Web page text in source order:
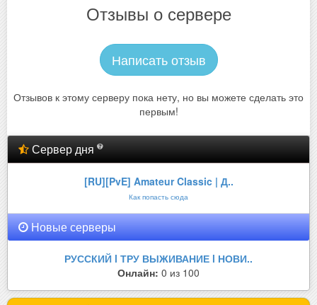
Отзывы о сервере
Написать отзыв
Отзывов к этому серверу пока нету, но вы можете сделать это
первым!
Сервер дня
[RU][PvE] Amateur Classic | Д..
Как попасть сюда
Новые серверы
РУССКИЙ l ТРУ ВЫЖИВАНИЕ l НОВИ..
Онлайн: 0 из 100